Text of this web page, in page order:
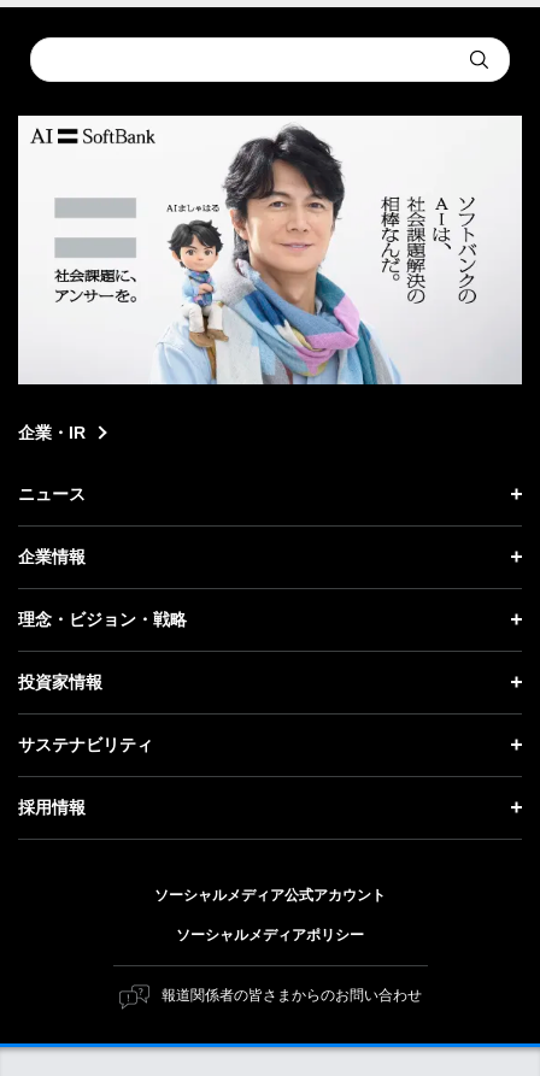
Conduct
a
Submit
企業・IR
ニュース
ニュース トップ
プレスリリース
更新情報
記者説明会
企業情報
企業情報 トップ
社長メッセージ
事業紹介
ガバナンス
理念・ビジョン・戦略
理念・ビジョン・戦略 トップ
成長戦略「Activate AI for Society」
人材戦略
投資家情報
投資家情報 トップ
経営方針
個人投資家の皆さまへ
株式と社債について
サステナビリティ
サステナビリティ トップ
トップメッセージ
ESG方針・体制
マテリアリティ（重要課題）
ESGの主な取り組み
採用情報
障がい者採用
ソフトバンク クルー採用
ソーシャルメディア公式アカウント
ソーシャルメディアポリシー
報道関係者の皆さまからのお問い合わせ